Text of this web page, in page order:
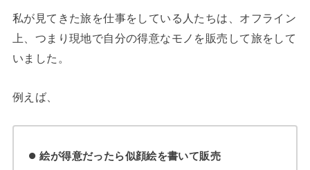
私が見てきた旅を仕事をしている人たちは、オフライン
上、つまり現地で自分の得意なモノを販売して旅をして
いました。
例えば、
絵が得意だったら似顔絵を書いて販売